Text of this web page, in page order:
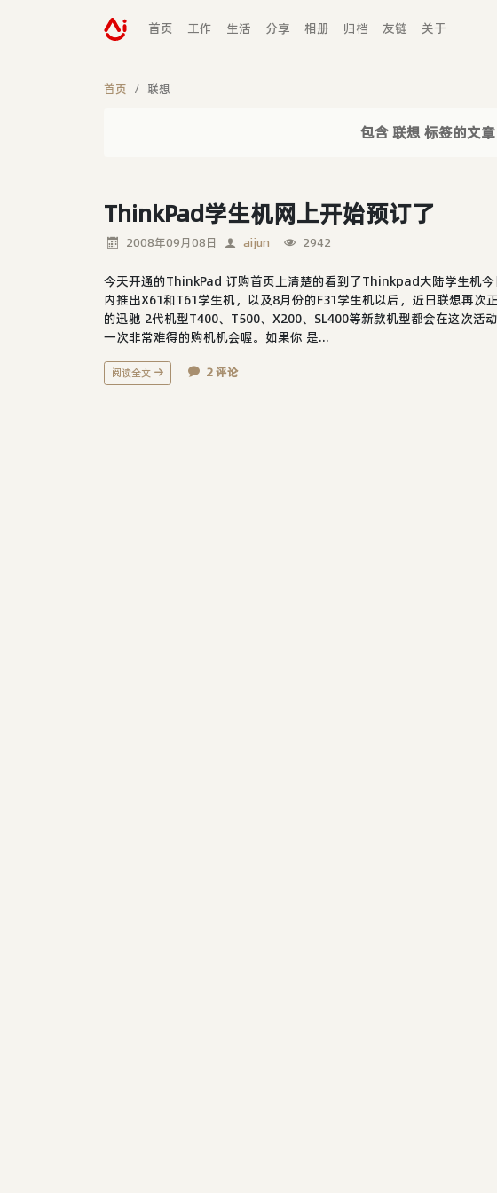
首页 工作 生活 分享 相册 归档 友链 关于
首页 联想
包含 联想 标签的文章
ThinkPad学生机网上开始预订了
2008年09月08日 aijun 2942
今天开通的ThinkPad 订购首页上清楚的看到了Thinkpad大陆学生机
内推出X61和T61学生机，以及8月份的F31学生机以后，近日联想再次
的迅驰 2代机型T400、T500、X200、SL400等新款机型都会在这次活
一次非常难得的购机机会喔。如果你 是...
阅读全文 2 评论